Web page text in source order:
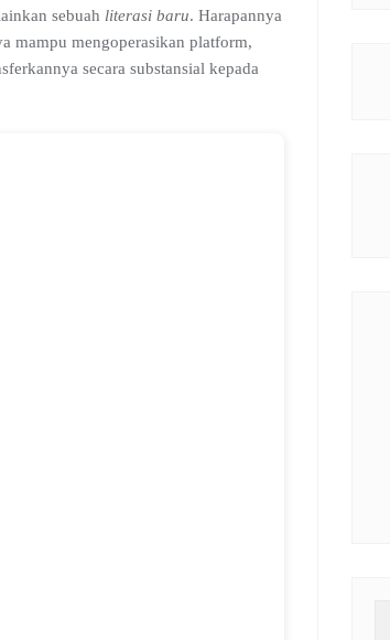
sebuah literasi baru. Harapannya
mampu mengoperasikan platform,
secara substansial kepada